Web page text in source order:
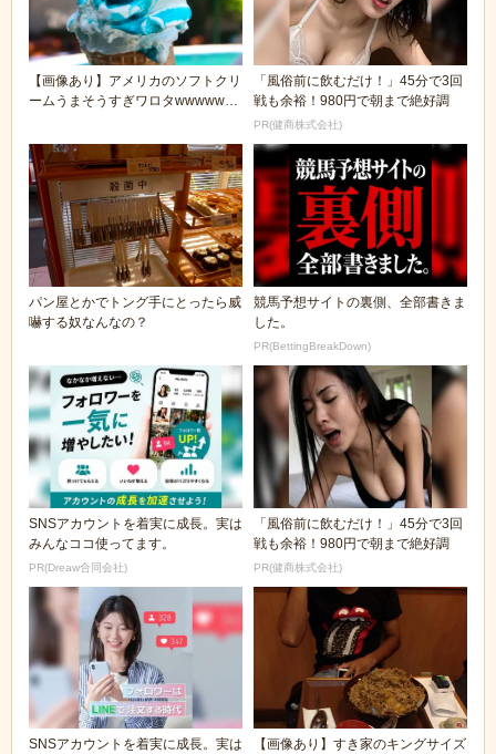
【画像あり】アメリカのソフトクリ
ームうまそうすぎワロタwwwwww
「風俗前に飲むだけ！」45分で3回
戦も余裕！980円で朝まで絶好調
PR(健商株式会社)
パン屋とかでトング手にとったら威
嚇する奴なんなの？
競馬予想サイトの裏側、全部書きま
した。
PR(BettingBreakDown)
SNSアカウントを着実に成長。実は
みんなココ使ってます。
PR(Dreaw合同会社)
「風俗前に飲むだけ！」45分で3回
戦も余裕！980円で朝まで絶好調
PR(健商株式会社)
SNSアカウントを着実に成長。実は 【画像あり】すき家のキングサイズ